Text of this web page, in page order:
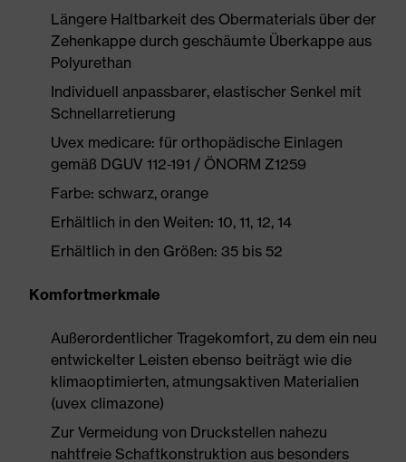
Längere Haltbarkeit des Obermaterials über der
Zehenkappe durch geschäumte Überkappe aus
Polyurethan
Individuell anpassbarer, elastischer Senkel mit
Schnellarretierung
Uvex medicare: für orthopädische Einlagen
gemäß DGUV 112-191 / ÖNORM Z1259
Farbe: schwarz, orange
Erhältlich in den Weiten: 10, 11, 12, 14
Erhältlich in den Größen: 35 bis 52
Komfortmerkmale
Außerordentlicher Tragekomfort, zu dem ein neu
entwickelter Leisten ebenso beiträgt wie die
klimaoptimierten, atmungsaktiven Materialien
(uvex climazone)
Zur Vermeidung von Druckstellen nahezu
nahtfreie Schaftkonstruktion aus besonders